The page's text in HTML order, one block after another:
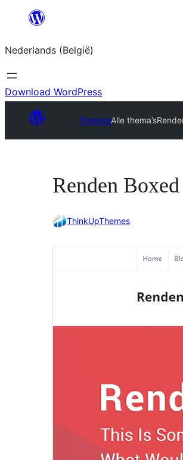
Spring
de
inhoud
Nederlands (België)
Download WordPress
Thema’sAlle thema’s
Renden Boxed
ThinkUpThemes